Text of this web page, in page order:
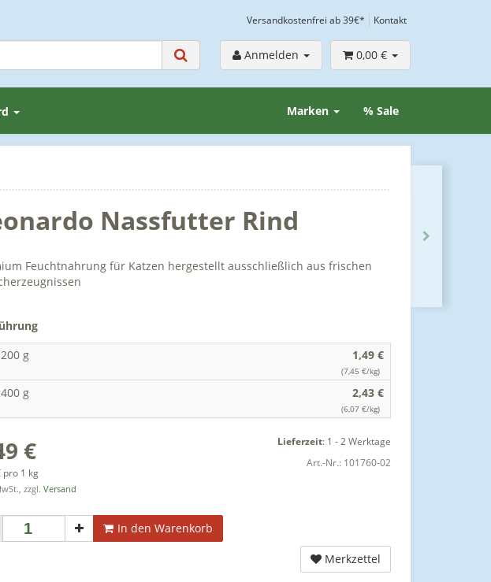
Versandkostenfrei ab 39€* Kontakt
Anmelden 0,00 €
% Sale
Marken
Nassfutter Rind
Feuchtnahrung für Katzen hergestellt ausschließlich aus frischen
200 g
1,49 €
(7,45 €/kg)
400 g 2,43 €
(6,07 €/kg)
€
pro 1 kg
zzgl. Versand
Lieferzeit: 1 - 2 Werktage
Art.-Nr.: 101760-02
In den Warenkorb
Merkzettel